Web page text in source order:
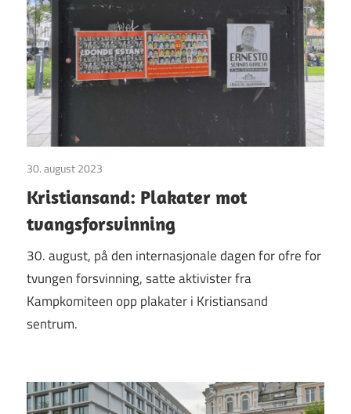
30. august 2023
Kristiansand: Plakater mot
tvangsforsvinning
30. august, på den internasjonale dagen for ofre for
tvungen forsvinning, satte aktivister fra
Kampkomiteen opp plakater i Kristiansand
sentrum.